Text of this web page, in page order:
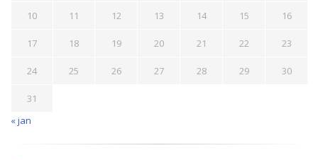
10 11 12 13 14 15 16
17 18 19 20 21 22 23
24 25 26 27 28 29 30
31
« jan